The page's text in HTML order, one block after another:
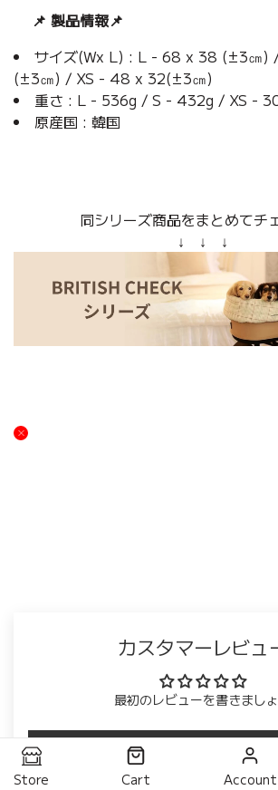
📌 製品情報📌
サイズ(Wx L) : L - 68 x 38 (±3㎝)
(±3㎝) / XS - 48 x 32(±3㎝)
重さ : L - 536g / S - 432g / XS -
原産国 : 韓国
同シリーズ商品をまとめてチ
↓ ↓ ↓
カスタマーレビュ
最初のレビューを書きまし
レビューを書く
Store Cart Account